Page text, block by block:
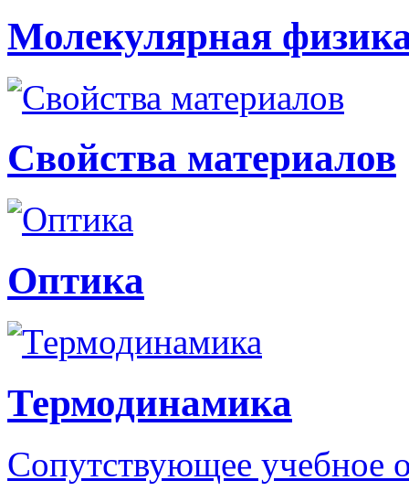
Молекулярная
Свойства материалов
Оптика
Термодинамика
Сопутствующее учебное